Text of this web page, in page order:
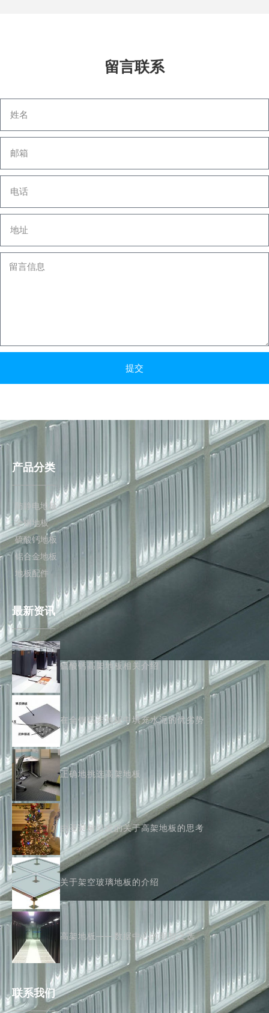
留言联系
提交
产品分类
防静电地板
全钢地板
硫酸钙地板
铝合金地板
地板配件
最新资讯
硫酸钙高架地板相关介绍
在全钢高架地板中填充水泥的优劣势
正确地挑选高架地板
由圣诞树引发的关于高架地板的思考
关于架空玻璃地板的介绍
高架地板——数据中心的明智之选
联系我们